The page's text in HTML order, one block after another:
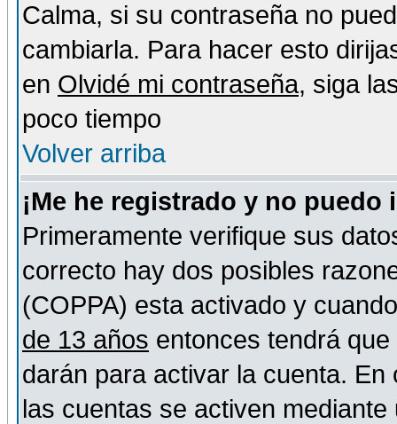
Calma, si su contraseña no
cambiarla. Para hacer esto
en Olvidé mi contraseña, siga
poco tiempo
Volver arriba
¡Me he registrado y no puedo
Primeramente verifique sus
correcto hay dos posibles
(COPPA) esta activado y
de 13 años entonces tendrá
darán para activar la cuenta.
las cuentas se activen